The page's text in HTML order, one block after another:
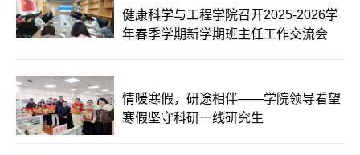
健康科学与工程学院召开2025-2026学
年春季学期新学期班主任工作交流会
情暖寒假，研途相伴——学院领导看望
寒假坚守科研一线研究生